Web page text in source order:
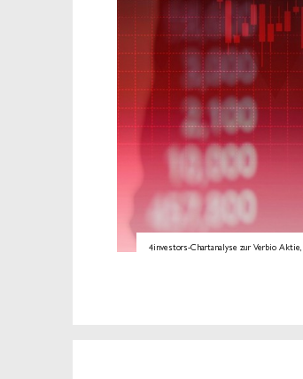
4investors-Chartanalyse zur Verbio